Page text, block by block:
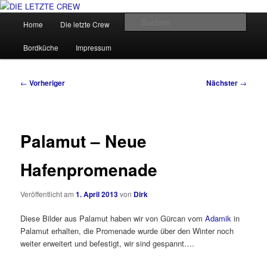
Zum
springenDIE LETZTE CREW
Über den Wind können wir nicht bestimmen, aber wir können die Segel
Home Die letzte Crew
Bordküche Impressum
Beitragsnavigation
← Vorheriger Nächster →
Palamut – Neue
Hafenpromenade
Veröffentlicht am1. April 2013von Dirk
Diese Bilder aus Palamut haben wir von Gürcan vomAdamik in
Palamut erhalten, die Promenade wurde über den Winter noch
weiter erweitert und befestigt, wir sind gespannt….